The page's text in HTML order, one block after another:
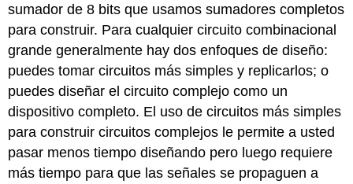
sumador de 8 bits que usamos sumadores completos
para construir. Para cualquier circuito combinacional
grande generalmente hay dos enfoques de diseño:
puedes tomar circuitos más simples y replicarlos; o
puedes diseñar el circuito complejo como un
dispositivo completo. El uso de circuitos más simples
para construir circuitos complejos le permite a usted
pasar menos tiempo diseñando pero luego requiere
más tiempo para que las señales se propaguen a